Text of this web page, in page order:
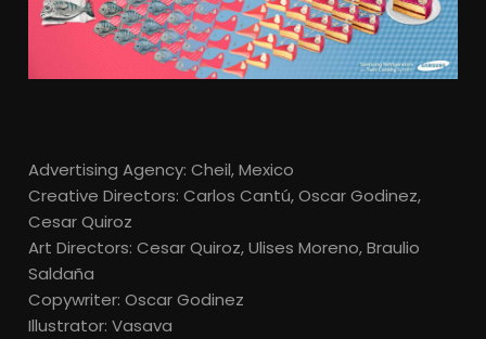
Advertising Agency: Cheil, Mexico
Creative Directors: Carlos Cantú, Oscar Godinez,
Cesar Quiroz
Art Directors: Cesar Quiroz, Ulises Moreno, Braulio
Saldaña
Copywriter: Oscar Godinez
Illustrator: Vasava